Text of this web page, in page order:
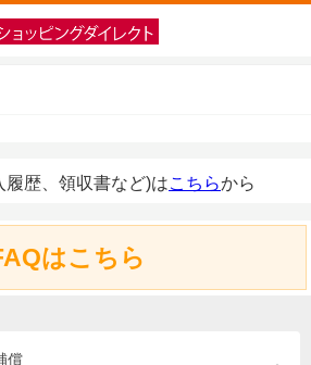
履歴、領収書など)はこちらから
はこちら
償